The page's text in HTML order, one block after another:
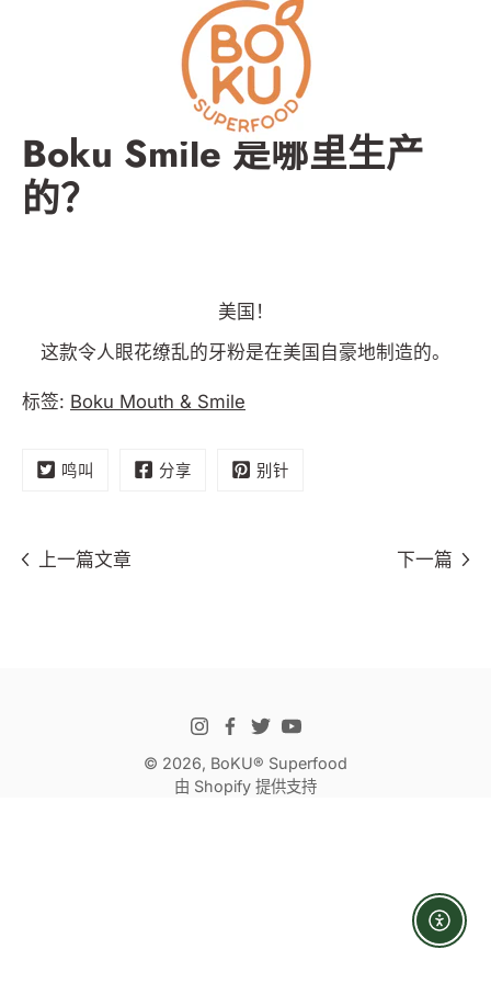
Boku Smile 是哪里生产
的？
美国！
这款令人眼花缭乱的牙粉是在美国自豪地制造的。
标签: Boku Mouth & Smile
鸣叫 分享 别针
上一篇文章 下一篇
© 2026, BoKU® Superfood
由 Shopify 提供支持